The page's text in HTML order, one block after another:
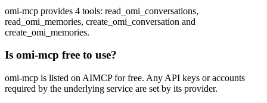
omi-mcp provides 4 tools: read_omi_conversations,
read_omi_memories, create_omi_conversation and
create_omi_memories.
Is omi-mcp free to use?
omi-mcp is listed on AIMCP for free. Any API keys or accounts
required by the underlying service are set by its provider.